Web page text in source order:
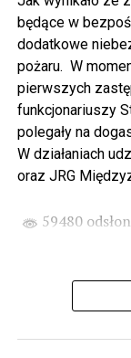
Wikingów lub
spod biblioteki).
wysłuchamy
państwa
Wyjątkowym
Kawuś Music
polskich
przed
Projektów
turystyka.
będące w
dodatkowe
pożaru. W
pierwszych
funkcjonariuszy
polegały na
W działaniach
oraz JRG
59480 odsłon